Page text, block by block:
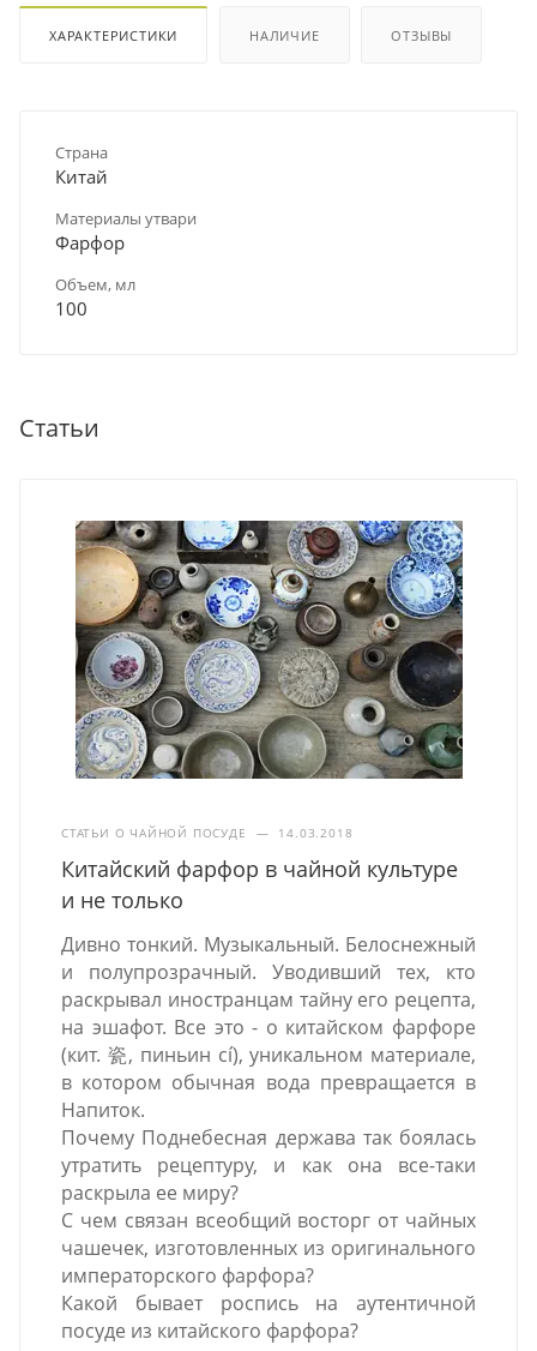
ХАРАКТЕРИСТИКИ НАЛИЧИЕ ОТЗЫВЫ
Страна
Китай
Материалы утвари
Фарфор
Объем, мл
100
Статьи
СТАТЬИ О ЧАЙНОЙ ПОСУДЕ — 14.03.2018
Китайский фарфор в чайной культуре
и не только
Дивно тонкий. Музыкальный. Белоснежный
и полупрозрачный. Уводивший тех, кто
раскрывал иностранцам тайну его рецепта,
на эшафот. Все это - о китайском фарфоре
(кит. 瓷, пиньин cí), уникальном материале,
в котором обычная вода превращается в
Напиток.
Почему Поднебесная держава так боялась
утратить рецептуру, и как она все-таки
раскрыла ее миру?
С чем связан всеобщий восторг от чайных
чашечек, изготовленных из оригинального
императорского фарфора?
Какой бывает роспись на аутентичной
посуде из китайского фарфора?